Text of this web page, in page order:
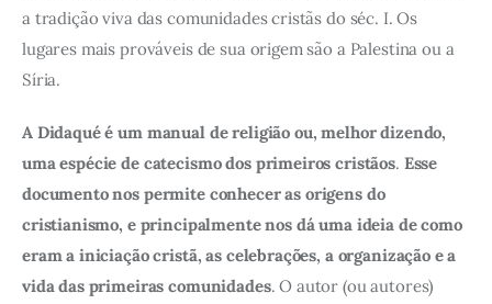
a tradição viva das comunidades cristãs do séc. I. Os
lugares mais prováveis de sua origem são a Palestina ou a
Síria.
A Didaqué é um manual de religião ou, melhor dizendo,
uma espécie de catecismo dos primeiros cristãos. Esse
documento nos permite conhecer as origens do
cristianismo, e principalmente nos dá uma ideia de como
eram a iniciação cristã, as celebrações, a organização e a
vida das primeiras comunidades. O autor (ou autores)